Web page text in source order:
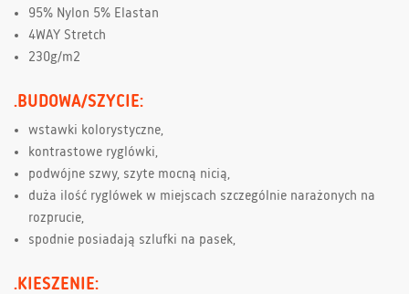
95% Nylon 5% Elastan
4WAY Stretch
230g/m2
.BUDOWA/SZYCIE:
wstawki kolorystyczne,
kontrastowe ryglówki,
podwójne szwy, szyte mocną nicią,
duża ilość ryglówek w miejscach szczególnie narażonych na
rozprucie,
spodnie posiadają szlufki na pasek,
.KIESZENIE: